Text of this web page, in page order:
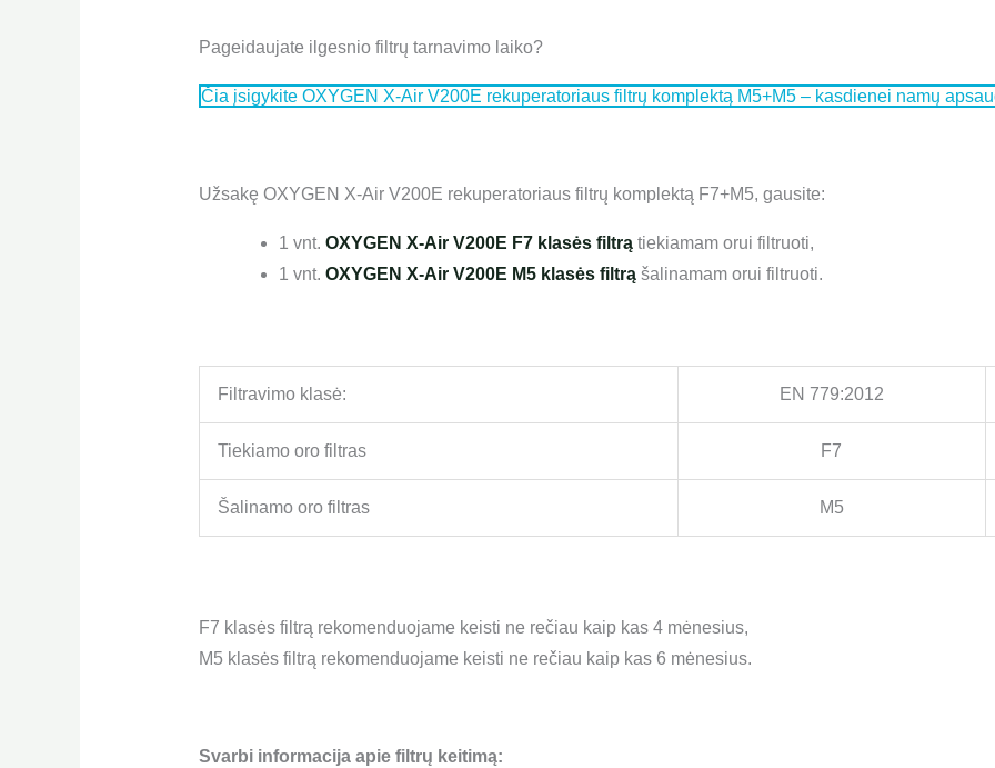
Pageidaujate ilgesnio filtrų tarnavimo laiko?
Čia įsigykite OXYGEN X-Air V200E rekuperatoriaus filtrų komplektą M5+M5 – kasdienei namų
Užsakę OXYGEN X-Air V200E rekuperatoriaus filtrų komplektą F7+M5, gausite:
1 vnt. OXYGEN X-Air V200E F7 klasės filtrątiekiamam orui filtruoti,
1 vnt. OXYGEN X-Air V200E M5 klasės filtrąšalinamam orui filtruoti.
Filtravimo klasė: EN 779:2012
Tiekiamo oro filtras F7
Šalinamo oro filtras M5
F7 klasės filtrą rekomenduojame keisti ne rečiau kaip kas 4 mėnesius,
M5 klasės filtrą rekomenduojame keisti ne rečiau kaip kas 6 mėnesius.
Svarbi informacija apie filtrų keitimą: